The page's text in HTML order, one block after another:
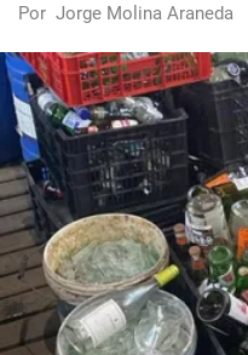
Por Jorge Molina Araneda